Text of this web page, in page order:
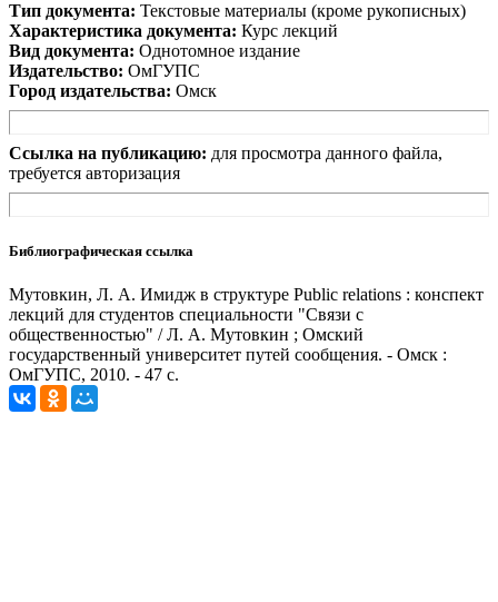
Тип документа: Текстовые материалы (кроме рукописных)
Характеристика документа: Курс лекций
Вид документа: Однотомное издание
Издательство: ОмГУПС
Город издательства: Омск
Ссылка на публикацию: для просмотра данного файла,
требуется авторизация
Библиографическая ссылка
Мутовкин, Л. А. Имидж в структуре Public relations : конспект
лекций для студентов специальности "Связи с
общественностью" / Л. А. Мутовкин ; Омский
государственный университет путей сообщения. - Омск :
ОмГУПС, 2010. - 47 с.